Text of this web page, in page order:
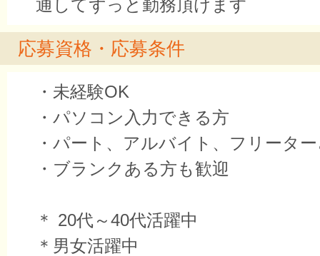
通してずっと勤務頂けます
応募資格・応募条件
・未経験OK
・パソコン入力できる方
・パート、アルバイト、フリータ
・ブランクある方も歓迎
＊ 20代～40代活躍中
＊男女活躍中